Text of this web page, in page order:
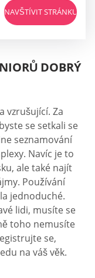
NAVŠTÍVIT STRÁNKU
DOBRÝ
vzrušující. Za
se setkali se
seznamování
Navíc je to
ale také najít
Používání
jednoduché.
lidi, musíte se
toho nemusíte
se,
na váš věk.